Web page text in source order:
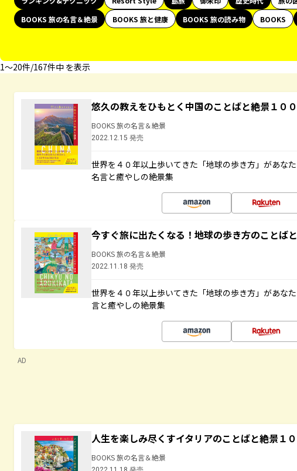
BOOKS 旅の名言＆絶景
BOOKS 旅と健康 BOOKS 旅の読み物 BOOKS
1〜20件/167件中 を表示
悠久の教えをひもとく中国のことばと絶景１００
BOOKS 旅の名言＆絶景
2022.12.15 発売
世界を４０年以上歩いてきた「地球の歩き方」があな
名言と癒やしの絶景集
今すぐ旅に出たくなる！地球の歩き方のことば
BOOKS 旅の名言＆絶景
2022.11.18 発売
世界を４０年以上歩いてきた「地球の歩き方」があな
言と癒やしの絶景集
AD
人生を楽しみ尽くすイタリアのことばと絶景１
BOOKS 旅の名言＆絶景